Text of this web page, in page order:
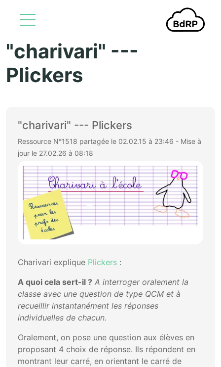
"charivari" ---
Plickers
"charivari" --- Plickers
Ressource N°1518 partagée le 02.02.15 à 23:46 - Mise à
jour le 27.02.26 à 08:18
Charivari explique Plickers :
A quoi cela sert-il ? A interroger oralement la
classe avec une question de type QCM et à
recueillir instantanément les réponses
individuelles de chacun.
Oralement, on pose une question aux élèves en
proposant 4 choix de réponse. Ils répondent en
montrant leur carré, en orientant le carré de